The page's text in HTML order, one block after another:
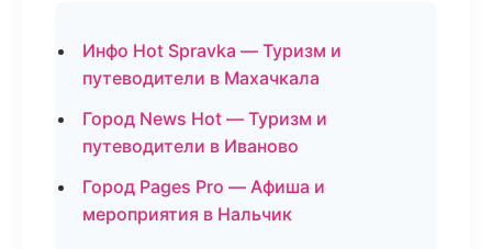
Инфо Hot Spravka — Туризм и
путеводители в Махачкала
Город News Hot — Туризм и
путеводители в Иваново
Город Pages Pro — Афиша и
мероприятия в Нальчик